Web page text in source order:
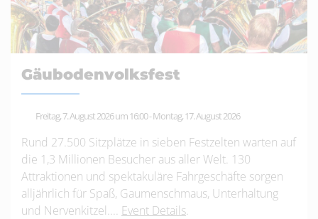
Gäubodenvolksfest
Freitag, 7. August 2026 um 16:00-Montag, 17. August 2026
Rund 27.500 Sitzplätze in sieben Festzelten warten auf
die 1,3 Millionen Besucher aus aller Welt. 130
Attraktionen und spektakuläre Fahrgeschäfte sorgen
alljährlich für Spaß, Gaumenschmaus, Unterhaltung
und Nervenkitzel.... Event Details.